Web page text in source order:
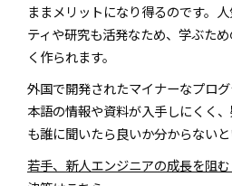
ままメリットになり得るのです。
ティや研究も活発なため、学ぶた
く作られます。
外国で開発されたマイナーなプロ
本語の情報や資料が入手しにくく
も誰に聞いたら良いか分からないと
若手、新人エンジニアの成長を阻